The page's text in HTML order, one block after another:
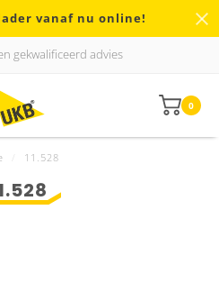
vanaf nu online!
gekwalificeerd advies
0
11.528